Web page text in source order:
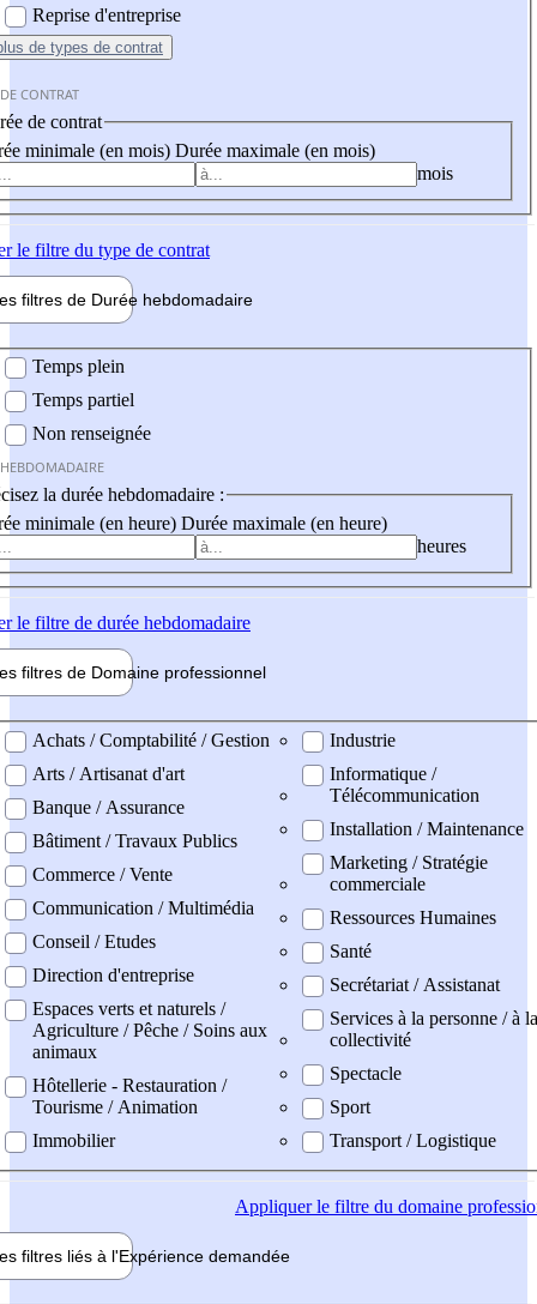
Reprise d'entreprise
de types de contrat
CONTRAT
de contrat
minimale (en mois) Durée maximale (en mois)
mois
le filtre du type de contrat
filtres de Durée hebdomadaire
Temps plein
Temps partiel
Non renseignée
la durée hebdomadaire :
minimale (en heure) Durée maximale (en heure)
heures
le filtre de durée hebdomadaire
filtres de Domaine professionnel
professionel
Achats / Comptabilité / Gestion
Arts / Artisanat d'art
Banque / Assurance
Bâtiment / Travaux Publics
Commerce / Vente
Communication / Multimédia
Conseil / Etudes
Direction d'entreprise
Espaces verts et naturels /
Agriculture / Pêche / Soins aux
animaux
Hôtellerie - Restauration /
Tourisme / Animation
Immobilier
Industrie
Informatique /
Télécommunication
Installation / Maintenance
Marketing / Stratégie
commerciale
Ressources Humaines
Santé
Secrétariat / Assistanat
Services à la personne / à la
collectivité
Spectacle
Sport
Transport / Logistique
Appliquerle filtre du domaine
filtres liés à l'Expérience demandée